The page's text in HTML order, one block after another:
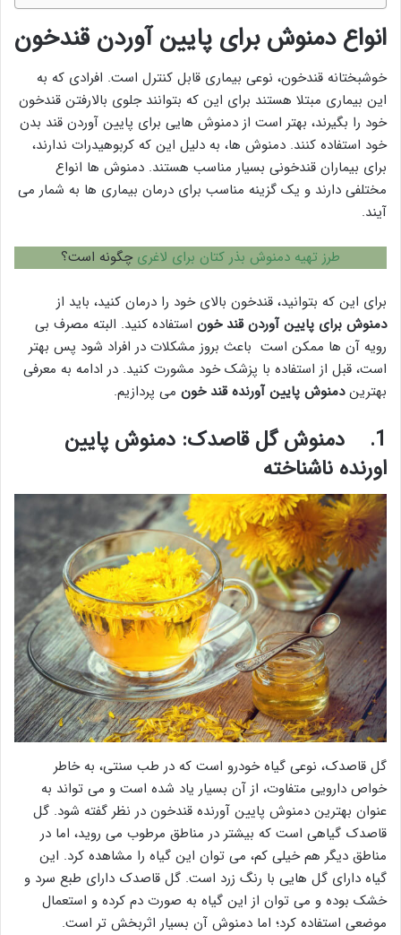
انواع دمنوش برای پایین آوردن قندخون
خوشبختانه قندخون، نوعی بیماری قابل کنترل است. افرادی که به
این بیماری مبتلا هستند برای این که بتوانند جلوی بالارفتن قندخون
خود را بگیرند، بهتر است از دمنوش هایی برای پایین آوردن قند بدن
خود استفاده کنند. دمنوش ها، به دلیل این که کربوهیدرات ندارند،
برای بیماران قندخونی بسیار مناسب هستند. دمنوش ها انواع
مختلفی دارند و یک گزینه مناسب برای درمان بیماری ها به شمار می
آیند.
طرز تهیه دمنوش بذر کتان برای لاغری چگونه است؟
برای این که بتوانید، قندخون بالای خود را درمان کنید، باید از
دمنوش برای پایین آوردن قند خون استفاده کنید. البته مصرف بی
رویه آن ها ممکن است باعث بروز مشکلات در افراد شود پس بهتر
است، قبل از استفاده با پزشک خود مشورت کنید. در ادامه به معرفی
بهتریندمنوش پایین آورنده قند خون می پردازیم.
1.
دمنوش گل قاصدک: دمنوش پایین
اورنده ناشناخته
گل قاصدک، نوعی گیاه خودرو است که در طب سنتی، به خاطر
خواص دارویی متفاوت، از آن بسیار یاد شده است و می تواند به
عنوان بهترین دمنوش پایین آورنده قندخون در نظر گفته شود. گل
قاصدک گیاهی است که بیشتر در مناطق مرطوب می روید، اما در
مناطق دیگر هم خیلی کم، می توان این گیاه را مشاهده کرد. این
گیاه دارای گل هایی با رنگ زرد است. گل قاصدک دارای طبع سرد و
خشک بوده و می توان از این گیاه به صورت دم کرده و استعمال
موضعی استفاده کرد؛ اما دمنوش آن بسیار اثربخش تر است.